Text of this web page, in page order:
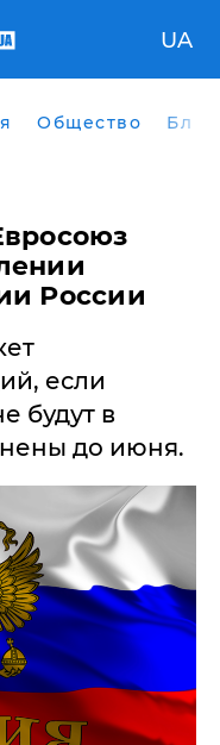
UA
Общество
России
если
будут в
до июня.